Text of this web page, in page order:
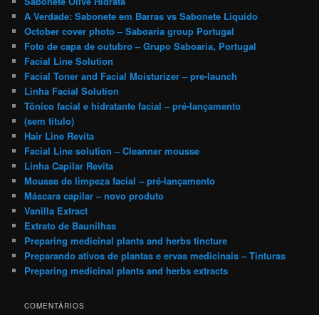
A Verdade: Sabonete em Barras vs Sabonete Liquido
October cover photo – Saboaria group Portugal
Foto de capa de outubro – Grupo Saboaria, Portugal
Facial Line Solution
Facial Toner and Facial Moisturizer – pre-launch
Linha Facial Solution
Tônico facial e hidratante facial – pré-lançamento
(sem título)
Hair Line Revita
Facial Line solution – Cleanner mousse
Linha Capilar Revita
Mousse de limpeza facial – pré-lançamento
Máscara capilar – novo produto
Vanilla Extract
Extrato de Baunilhas
Preparing medicinal plants and herbs tincture
Preparando ativos de plantas e ervas medicinais – Tinturas
Preparing medicinal plants and herbs extracts
COMENTÁRIOS